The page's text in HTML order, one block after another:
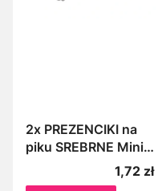
2x PREZENCIKI na
piku SREBRNE Mini
Cena
1,72 zł